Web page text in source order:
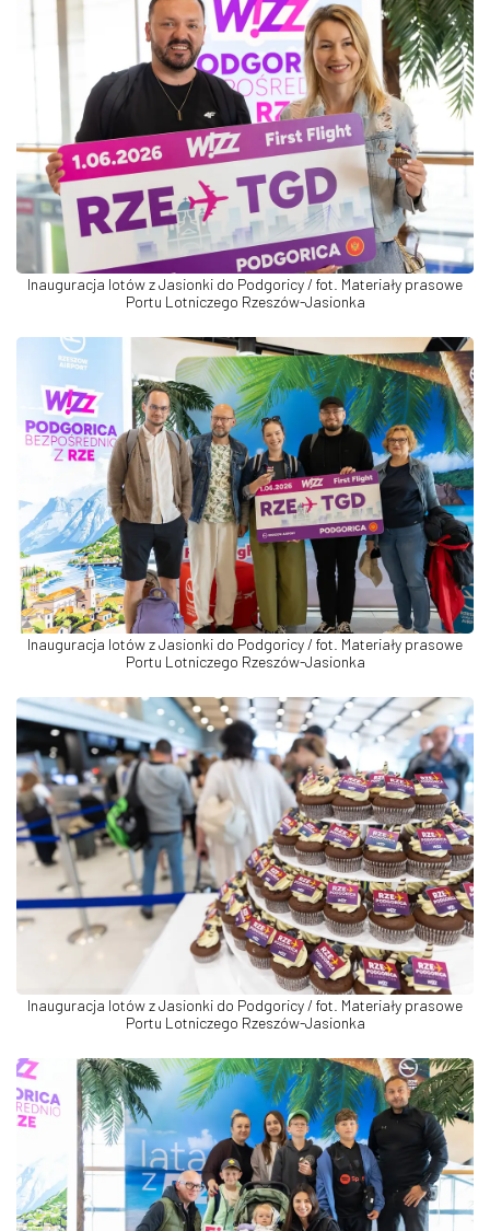
Inauguracja lotów z Jasionki do Podgoricy / fot. Materiały prasowe
Portu Lotniczego Rzeszów-Jasionka
Inauguracja lotów z Jasionki do Podgoricy / fot. Materiały prasowe
Portu Lotniczego Rzeszów-Jasionka
Inauguracja lotów z Jasionki do Podgoricy / fot. Materiały prasowe
Portu Lotniczego Rzeszów-Jasionka